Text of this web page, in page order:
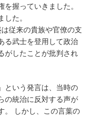
握っていきました。
た。
は従来の貴族や官僚の支
る武士を登用して政治
がしたことが批判され
という発言は、当時の
の統治に反対する声が
。 しかし、この言葉の